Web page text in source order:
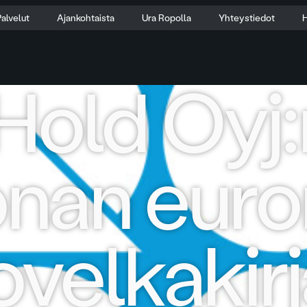
Ajankohtaista Ura Ropolla Yhteystiedot